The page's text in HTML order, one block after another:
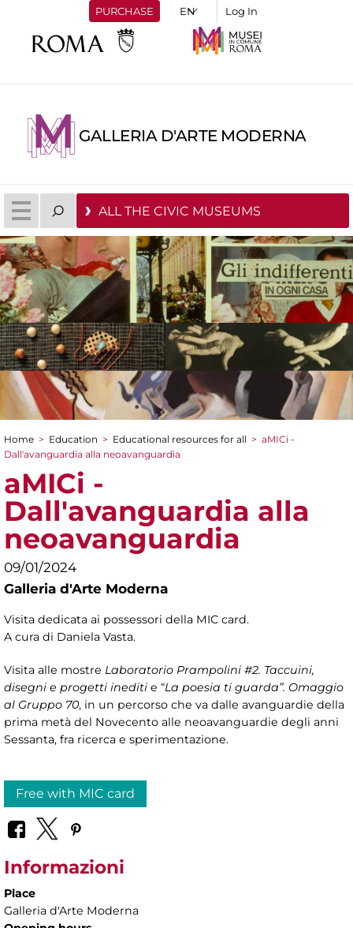
PURCHASE Log In
GALLERIA D'ARTE MODERNA
ALL THE CIVIC MUSEUMS
You are here
Home > Education > Educational resources for all > aMICi -
Dall'avanguardia alla neoavanguardia
aMICi -
Dall'avanguardia alla
neoavanguardia
09/01/2024
Galleria d'Arte Moderna
Visita dedicata ai possessori della MIC card.
A cura di Daniela Vasta.
Visita alle mostre Laboratorio Prampolini #2. Taccuini,
disegni e progetti inediti e “La poesia ti guarda”. Omaggio
al Gruppo 70, in un percorso che va dalle avanguardie della
prima metà del Novecento alle neoavanguardie degli anni
Sessanta, fra ricerca e sperimentazione.
Free with MIC card
Informazioni
Place
Galleria d'Arte Moderna